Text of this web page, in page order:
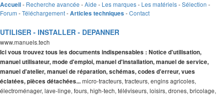
Accueil- Recherche avancée -Aide - Les marques- Les matériels-Sélection -
Forum -Téléchargement-Articles techniques -Contact
UTILISER - INSTALLER - DEPANNER
www.manuels.tech
Ici vous trouvez tous les documents indispensables : Notice d'utilisation,
manuel utilisateur, mode d'emploi, manuel d'installation, manuel de service,
manuel d'atelier, manuel de réparation, schémas, codes d'erreur, vues
éclatées, pièces détachées...micro-tracteurs, tracteurs, engins agricoles,
électroménager, lave-linge, fours, high-tech, téléviseurs, loisirs, drones, bricolage,